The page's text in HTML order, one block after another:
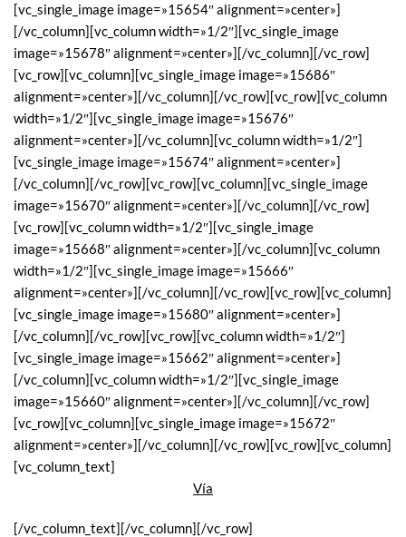
[vc_single_image image=»15654″ alignment=»center»]
[/vc_column][vc_column width=»1/2″][vc_single_image
image=»15678″ alignment=»center»][/vc_column][/vc_row]
[vc_row][vc_column][vc_single_image image=»15686″
alignment=»center»][/vc_column][/vc_row][vc_row][vc_column
width=»1/2″][vc_single_image image=»15676″
alignment=»center»][/vc_column][vc_column width=»1/2″]
[vc_single_image image=»15674″ alignment=»center»]
[/vc_column][/vc_row][vc_row][vc_column][vc_single_image
image=»15670″ alignment=»center»][/vc_column][/vc_row]
[vc_row][vc_column width=»1/2″][vc_single_image
image=»15668″ alignment=»center»][/vc_column][vc_column
width=»1/2″][vc_single_image image=»15666″
alignment=»center»][/vc_column][/vc_row][vc_row][vc_column]
[vc_single_image image=»15680″ alignment=»center»]
[/vc_column][/vc_row][vc_row][vc_column width=»1/2″]
[vc_single_image image=»15662″ alignment=»center»]
[/vc_column][vc_column width=»1/2″][vc_single_image
image=»15660″ alignment=»center»][/vc_column][/vc_row]
[vc_row][vc_column][vc_single_image image=»15672″
alignment=»center»][/vc_column][/vc_row][vc_row][vc_column]
[vc_column_text]
Vía
[/vc_column_text][/vc_column][/vc_row]